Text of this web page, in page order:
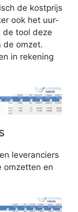
de kostprijs
ook het uur-
de tool deze
de omzet.
in rekening
leveranciers
omzetten en